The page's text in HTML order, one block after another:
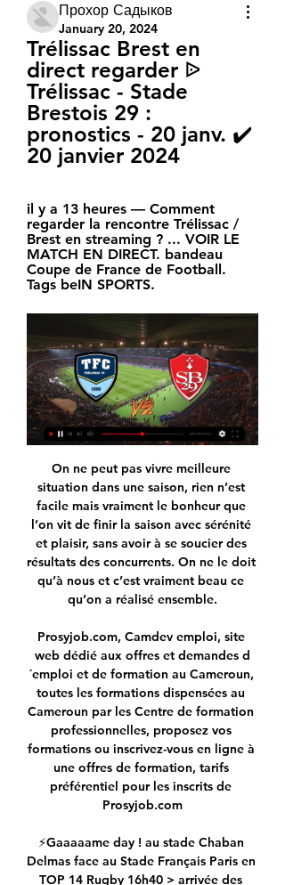
Прохор Садыков
January 20, 2024
Trélissac Brest en
direct regarder ᐉ
Trélissac - Stade
Brestois 29 :
pronostics - 20 janv. ✔️
20 janvier 2024
il y a 13 heures — Comment
regarder la rencontre Trélissac /
Brest en streaming ? ... VOIR LE
MATCH EN DIRECT. bandeau
Coupe de France de Football.
Tags beIN SPORTS.
On ne peut pas vivre meilleure situation dans une saison, rien n’est facile mais vraiment le bonheur que l’on vit de finir la saison avec sérénité et plaisir, sans avoir à se soucier des résultats des concurrents. On ne le doit qu’à nous et c’est vraiment beau ce qu’on a réalisé ensemble.

Prosyjob.com, Camdev emploi, site web dédié aux offres et demandes d´emploi et de formation au Cameroun, toutes les formations dispensées au Cameroun par les Centre de formation professionnelles, proposez vos formations ou inscrivez-vous en ligne à une offres de formation, tarifs préférentiel pour les inscrits de Prosyjob.com

⚡️Gaaaaame day ! au stade Chaban Delmas face au Stade Français Paris en TOP 14 Rugby 16h40 > arrivée des joueurs place Johnston 18h00 > coup...

Les plus grands spectacles et concerts passent par la scène du Zénith de Strasbourg Europe. Réservez vos billets pour assister aux manifestations de la salle !

Cette région présente une grande diversité puisqu'elle englobe certains pays parmi les plus pauvres du monde ainsi que des pays plus riches, où le progrès s'accompagne d'inégalités flagrantes. Les répercussions des conflits et des catastrophes naturelles font partie des difficultés associées à …

neuville saint amand 40887855100022 e.g courtage 15 rue louise hugues 41462712500027 sarl van maele 4312a 2 b rue de morcourt rouvroy 48159258200011 monsieur sylvain van maele 1 rue de morcourt 58201326400038 comptoirs mineraux matieres premieres 2399z rue maurice bellonte 73980623000648 ets horticoles georges truffaut che de lehaucourt 77561803600286 boulangerie …

Boulogne-Levallois et Monaco ont confirmé leur début de saison parfait en remportant leur quatrième victoire en autant de journées de Jeep Elite. Les Metropolitans ont battu Strasbourg au…

Insipides contre Guingamp, les Bordelais récoltent la moyenne équipe de 4.9/10 ce matin dans les colonnes de L'Équipe. Les notes : Bordeaux : Costil.

Votre maillot rugby au meilleur prix. Achetez votre Maillot enfant Kombat Montpellier Hérault Rugby domicile 2018-19 Kappa bleu, l'équipement idéal les passionnés.

Stade Brestois. On connaît l'horaire de la rencontre à 9 janv. 2024 — Le match sera retransmis en direct sur la chaîne sportive beIN Sports. Stade Brestois · Coupe de France de football · Football · Sport · Brest ...

Tout ce qu'il faut savoir sur le match Marienlyst vs Hillerød de D3 Danemark du (27 Avril 2019) en direct : Résumé, statistiques, compositions et résultats - Besoccer. Don't miss the most important football matches while navigating as usual through the pages of your choice.

Vous consultez actuellement la page : Statistique Motor Lublin - ZKS Stal Stalowa Wola Statistiques des matchs de Motor Lublin et ZKS Stal Stalowa Wola: afin de vous aider à parier nous affichons les derniers scores et les stats entre Motor Lublin SA et ZKS Stal Stalowa Wola.Les cotes du match Motor Lublin - ZKS Stal Stalowa Wola sont aussi disponibles selon le contexte.

En club, on refait appel à lui début décembre pour un second match de Coupe avec les pros. Deux semaines plus tard, les dirigeants d’Altinordu décident de lui faire signer son premier contrat. Il est titulaire le 23 décembre lors du troisième match de Coupe, contre Fenerbahce. Cinq jours plus tard, il dispute son premier match en.

STADE BRESTOIS 29 - LE SITE OFFICIEL Voir plus de publications · Voir plus de publications. Prochain match à domicile. Classement. BREST. Equipe 1. VS. Nice. Nice. Ligue 1 Uber Eats - J20. dimanche ...

Regarder Trélissac Brest en streaming live direct Coupe de Regarder Trélissac Brest en streaming et voir Trélissac Brest en live direct : comment regarder le match ? Pour regarder Trélissac Brest en streaming et ...

- Tarif licenciés CJF Fleury Loiret Handball : 5 € (et gratuit pour les licenciés. Présentation des équipes jeunes à la mi-temps. Billets à retirer aux bureaux du club …

Eredivise Football Européen Football Français France Olympique Lyonnais Onefootball Portraits. Memphis Depay, itinéraire compliqué d’un enfant surdoué Jeffrey Bevilacqua 17 octobre 2019. Football Français France Ligue 1 Olympique de Marseille Onefootball Portraits. Gunnar Andersson : la vie en jaune et bleu SimonTn 13 octobre 2019. Football Français France Olympique Lyonnais.

Vivre en Turquie, l’interview de Mélanie, Française expatriée : Bonjour Mélanie ! D’où viens-tu et que fais-tu en Turquie ? Je suis originaire de Tours, mais j’ai pas mal bougé entre Nantes, Grenoble, Londres et Paris. Avant de partir, j’étais directrice clientèle dans une agence de communication à Paris. Aujourd’hui je vis à Istanbul, en Turquie, depuis décembre 2014.

Match à la radio: Trelissac - Brest dans 57 minutes — Suivez en direct le match Trelissac - Brest - samedi, 20 janvier 2024.

Au cours des 53 dernières rencontres entre ces deux équipes, Lens a remporté 21 matches, tandis que Le Havre s'est imposé lors de 13 matches (19 matches nuls en tout). Le nombre de buts inscrits pour Lens est de 72 buts contre 48 pour les joueurs de Le Havre lors de ces 53 oppositions.

Multiplex Coupe de France : à quelle heure et sur il y a 33 minutes — De son côté, Brest se déplace à Trélissac, après avoir remporté son duel contre Angers (1-0). Multiplex Coupe de France en direct : sur quelle ...

AIDE: Vous êtes sur la page résultats de Championnat du Monde U19 - Femmes 2019 dans la section Basket/Monde. Le livescore de Championnat du Monde U19 - Femmes 2019, résultats finaux et partiels, classements de Championnat du Monde U19 - Femmes 2019 et détails du match vous sont offerts par FlashResultats.fr. En plus des résultats de.

Suivez Lille - Caen en direct, ce dimanche, dès 15h - La Voix du Nord Suivez Lille - Caen en direct, ce dimanche, dès 15h Les Lillois comptent bien prouver que leur défaite à Strasbourg la semaine dernière n'était EN DIRECT LIVE Lille OSC - SM Caen - Ligue 1 - 20 août 2017 Suivez en

quelle chaîne et comment regarder le match en streaming il y a 3 heures — La rencontre Trélissac – Brest sera retransmise à la télévision sur beIN SPORTS MAX 7, avec l'heure de début du match fixée à 17h30. Comment ...

C’est avec beaucoup d’intérêt que l’on suivra ce duel où l’équipe du PSG affrontera l’OM de Marseille à l’occasion de ce match de la 27ème journée du championnat de la Ligue 1 qui s’avère plus ouvert qu’il n’y parait et que l’on pourra voir en streaming live sur internet ainsi qu’en direct le 25/02/2018 sur la.

Le TFC organise un déplacement au Stade de France ! Restez connectés, plus d'informations à venir très prochainement... Publié le : mer 18/04/2018 - 13:40 Après la belle qualification des U19 pour la finale de la Coupe Gambardella, le club va organiser un déplacement au Stade de France pour ses supporters ! …

L’activité maritime de Toulon est historique. La ville accueille le plus grand port militaire français avec son arsenal. Toulon est également le premier port français reliant la Corse, avec plus d'un million de passagers par an. Sa situation géographique est exceptionnelle en bord de …

De plus, le Comité n’a pas été convaincu par les arguments avancés par la France, selon lesquels l’interdiction de dissimuler le visage était nécessaire et proportionnée pour des raisons de sécurité et visait à assurer le respect du principe du “vivre ensemble” dans la …

LOTO JT de 1 à 20 Consolider les numéros et les planches, en les collant sur du carton et en les plastifiant. Le jeu comporte 50 grilles différentes.

Suivez le match Erzin Spor - Manisaspor en direct LIVE ! C'est Erzin Belediyespor qui recoit Manisaspor pour ce match turc du dimanche 23 fevrier 2020 (Resultat 3. Lig)

Les bulletins officiels édités par la DILA garantissent la transparence économique et financière par la publication au niveau national de l'ensemble des informations légales, économiques et financières relatives à la vie des entreprises et au milieu associatif, ainsi que de l'action de l'État, des collectivités locales et de leurs.

Chaque semaine, sur Radio Nîmes, les coups de coups et coups de gueule d’Olivier Bonné sur l’actualité du ballon ovale. Le rugby tel qu’on l’aime, que l’on ait été acteur sur le pré ou observateur enthousiaste dans les coulisses. Amoureux transit – tout simplement – de cette odeur inoubliable de …

Coupe de France : pourquoi Brest, adversaire de Trélissac il y a 20 heures — La grande délivrance était de les voir hausser le niveau en termes d'agressivité et d'intensité, développer le jeu que l'on souhaite montrer », ...

Pedro Rolon est sur Facebook. Inscrivez-vous sur Facebook pour communiquer avec Pedro Rolon et d’autres personnes que vous pouvez connaître. Facebook...

maîtresse de maison et liste des taches À quatre journées de la fin de la saison régulière, les Albatros sont installés à la première place de Division 1. Le capitaine, Jonathan Avenel, fait le point, alors que les play-offs arrivent à grand pas. Avec 19 points pris sur 21 possibles, pensez-vous que tous les voyants sont au vert depuis.

Busbud vous montre tous les prix et tous les horaires afin que vous puissiez facilement planifier votre trajet de bus de Rennes à Strasbourg. Nous nous assurons que vous pourrez trouver un bus qui vous reliera de Rennes à Strasbourg parmi les compagnies les plus fiables qui effectuent ce trajet.

L'aviophobie, c'est la phobie de prendre l'avion. Mais comment faire dans ce cas pour voyager loin si on souffre de cette angoisse ? Nous vous donnons les clés, non pas pour combattre cette peur, mais pour trouver une alternative au transport aérien et enfin vivre vos rêves d'évasion.

ASEC Mimosas SC Gagnoa FC San-Pédro Africa Sports d'Abidjan AFAD Djékanou Bouaké FC USC Bassam Williamsville AC Moossou FC ASI d'Abengourou AS Tanda SOA Lys Sassandra Racing d'Abidjan Kiti klubai: Stade d'Abidjan Séwé Sports de San-Pédro Denguelé Sports d'Odienné Jeunesse Club d'Abidjan Stella Club d'Adjamé

Angixel et Aurélie, deux supportrices du club, vous présente un blog sur le Castres Olympique...vous pourrez suivre plein